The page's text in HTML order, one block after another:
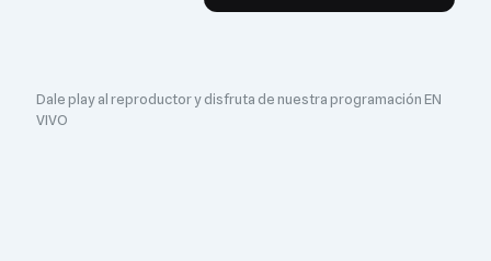
Dale play al reproductor y disfruta de nuestra programación EN
VIVO